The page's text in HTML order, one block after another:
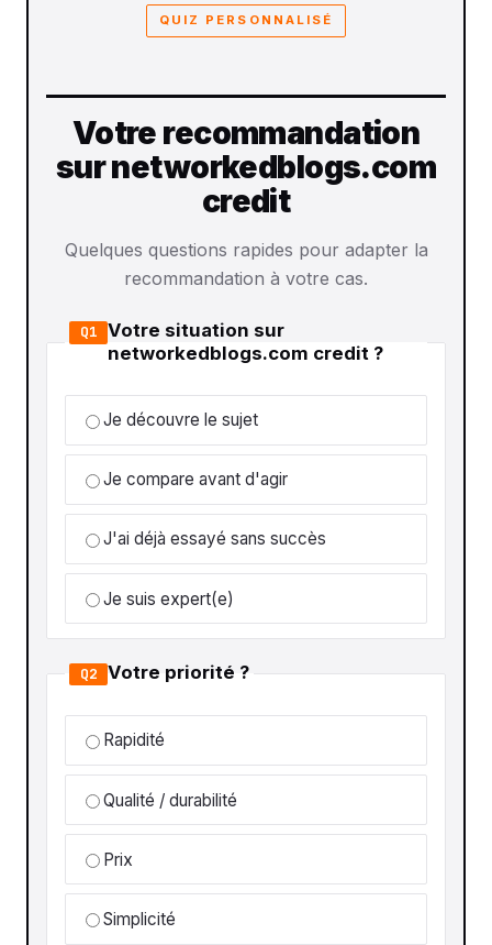
QUIZ PERSONNALISÉ
Votre recommandation
sur networkedblogs.com
credit
Quelques questions rapides pour adapter la
recommandation à votre cas.
Q1 Votre situation sur
networkedblogs.com credit ?
Je découvre le sujet
Je compare avant d'agir
J'ai déjà essayé sans succès
Je suis expert(e)
Q2 Votre priorité ?
Rapidité
Qualité / durabilité
Prix
Simplicité